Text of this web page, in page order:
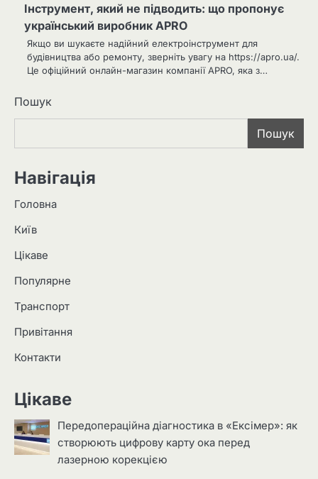
Інструмент, який не підводить: що пропонує
український виробник APRO
Якщо ви шукаєте надійний електроінструмент для
будівництва або ремонту, зверніть увагу на https://apro.ua/.
Це офіційний онлайн-магазин компанії APRO, яка з…
Пошук
Пошук
Навігація
Головна
Київ
Цікаве
Популярне
Транспорт
Привітання
Контакти
Цікаве
Передопераційна діагностика в «Ексімер»: як
створюють цифрову карту ока перед
лазерною корекцією